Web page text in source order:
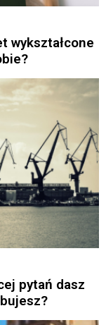
wykształcone
pytań dasz